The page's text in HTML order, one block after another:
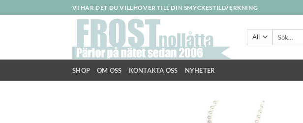
to
VI HAR DET DU VILLHÖVER TILL DIN SMYCKESTILLVERKNING
SHOP OM OSS KONTAKTA OSS NYHETER